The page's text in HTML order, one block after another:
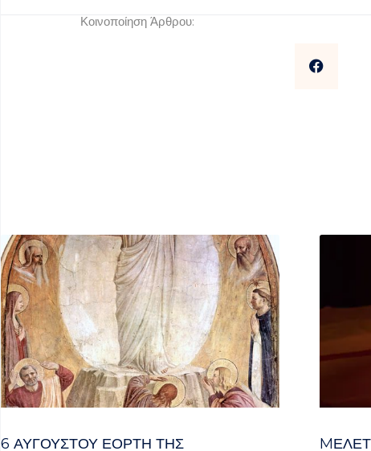
Κοινοποίηση Άρθρου:
6 ΑΥΓΟΥΣΤΟΥ ΕΟΡΤΗ ΤΗΣ